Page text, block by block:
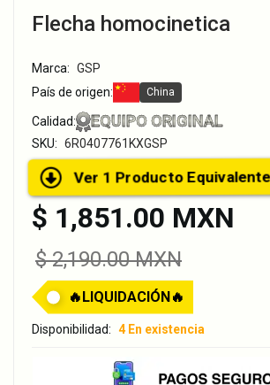
Flecha homocinetica
Marca: GSP
País de origen:
China
Calidad: EQUIPO ORIGINAL
SKU: 6R0407761KXGSP
Ver 1 Producto Equivalente
$ 1,851.00 MXN
$ 2,190.00 MXN
🔥LIQUIDACIÓN🔥
Disponibilidad: 4 En existencia